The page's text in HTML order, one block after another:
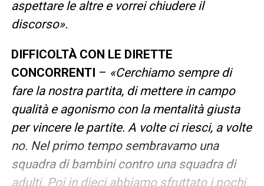
aspettare le altre e vorrei chiudere il
discorso».
DIFFICOLTÀ CON LE DIRETTE
CONCORRENTI – «Cerchiamo sempre di
fare la nostra partita, di mettere in campo
qualità e agonismo con la mentalità giusta
per vincere le partite. A volte ci riesci, a volte
no. Nel primo tempo sembravamo una
squadra di bambini contro una squadra di
adulti. Poi in dieci abbiamo sfruttato i pochi